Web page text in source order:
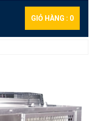
GIỎ HÀNG : 0